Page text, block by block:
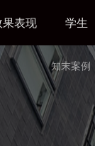
果表现 学生
知末案例